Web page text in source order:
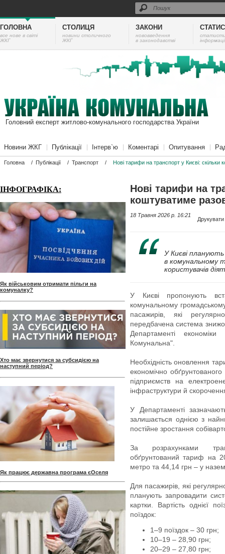
ГОЛОВНА
все нове в світі
ЖКГ
СТОЛИЦЯ
новини столичного
ЖКГ
ЗАКОНИ
нововведення
в законодавстві
Головний експерт житлово-комунального господарства України
Новини ЖКГ Публікації Інтерв`ю Коментарі Опитування
Головна / Публікації / Транспорт / Нові тарифи на транспорт у Києві: скільки
ІНФОГРАФІКА:
Як військовим отримати пільги на
комуналку?
Хто має звернутися за субсидією на
наступний період?
Як працює державна програма єОселя
Нові тарифи на
коштуватиме
18 Травня 2026 p. 16:21
Друкувати
У Києві
в комунальному
користувачів
У Києві пропонують
комунальному
пасажирів, які
передбачена система
Департаменті
Комунальна".
Необхідність оновлення
економічно
підприємств на
інфраструктури й
У Департаменті
залишається однією з
постійне зростання
За розрахунками
обґрунтований тариф на
метро та 44,14 грн – у
Для пасажирів, які
планують запровадити
картки. Вартість однієї
поїздок:
1–9 поїздок – 30 грн;
10–19 – 28,90 грн;
20–29 – 27,80 грн;